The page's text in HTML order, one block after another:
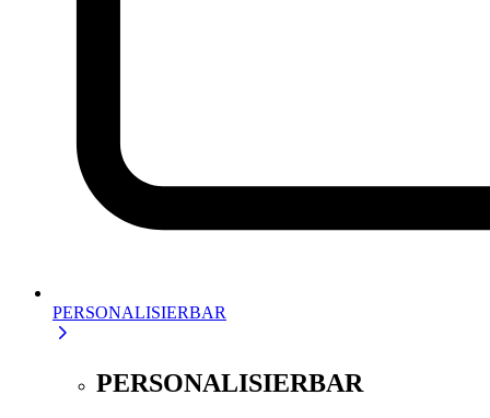
PERSONALISIERBAR
PERSONALISIERBAR